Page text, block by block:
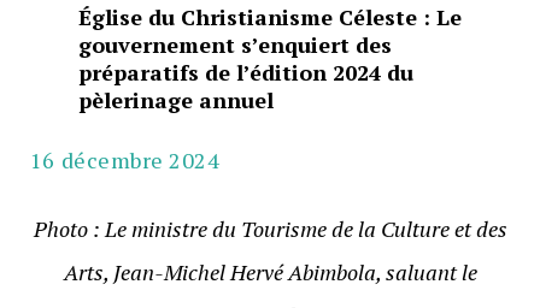
Église du Christianisme Céleste : Le
gouvernement s’enquiert des
préparatifs de l’édition 2024 du
pèlerinage annuel
16 décembre 2024
Photo : Le ministre du Tourisme de la Culture et des
Arts, Jean-Michel Hervé Abimbola, saluant le